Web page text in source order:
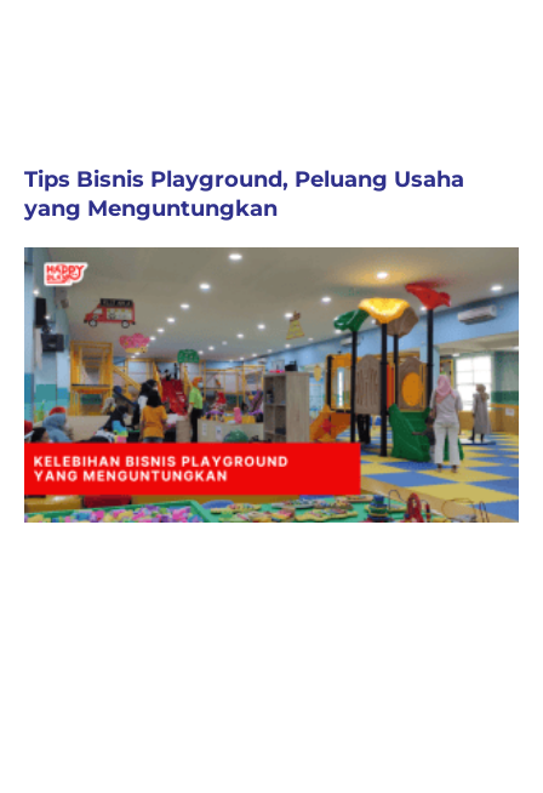
Tips Bisnis Playground, Peluang Usaha
yang Menguntungkan